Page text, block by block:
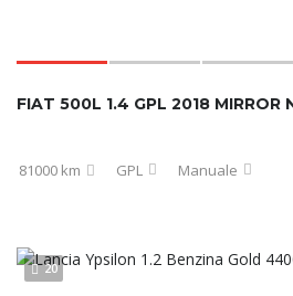
81000 km GPL Manuale
20